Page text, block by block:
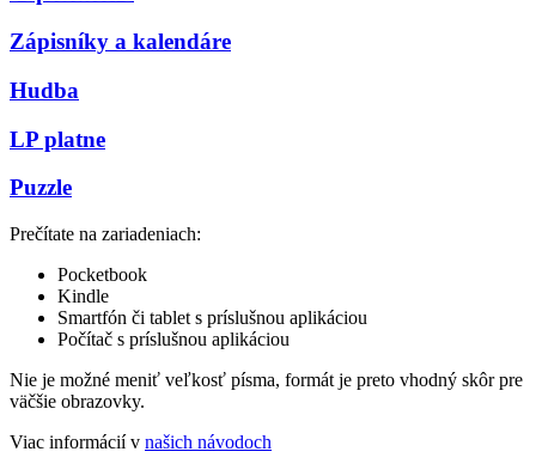
Zápisníky a kalendáre
Hudba
LP platne
Puzzle
Prečítate na zariadeniach:
Pocketbook
Kindle
Smartfón či tablet s príslušnou aplikáciou
Počítač s príslušnou aplikáciou
Nie je možné meniť veľkosť písma, formát je preto vhodný skôr pre
väčšie obrazovky.
Viac informácií v našich návodoch